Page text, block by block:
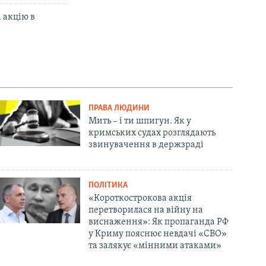
акцію в
ПРАВА ЛЮДИНИ
Мить – і ти шпигун. Як у
кримських судах розглядають
звинувачення в держзраді
ПОЛІТИКА
«Короткострокова акція
перетворилася на війну на
виснаження»: Як пропаганда РФ
у Криму пояснює невдачі «СВО»
та залякує «мінними атаками»